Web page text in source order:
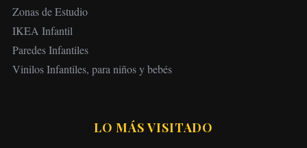
Zonas de Estudio
IKEA Infantil
Paredes Infantiles
Vinilos Infantiles, para niños y bebés
LO MÁS VISITADO